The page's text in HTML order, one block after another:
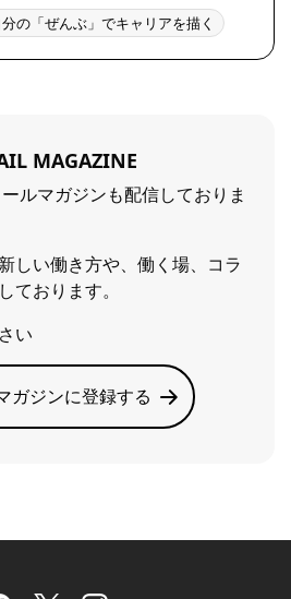
の「ぜんぶ」でキャリアを描く
MAGAZINE
ルマガジンも配信しておりま
しい働き方や、働く場、コラ
ております。
い
ガジンに登録する